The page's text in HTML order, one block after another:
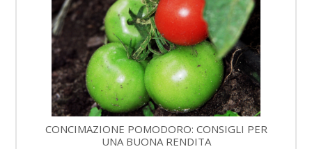
CONCIMAZIONE POMODORO: CONSIGLI PER
UNA BUONA RENDITA